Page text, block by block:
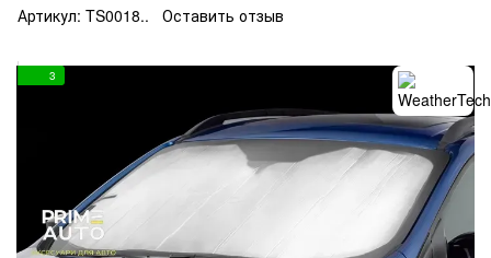
Артикул: TS0018.. Оставить отзыв
3